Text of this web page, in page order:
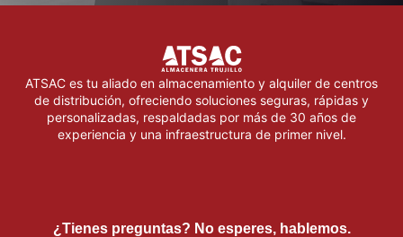
ATSAC es tu aliado en almacenamiento y alquiler de centros
de distribución, ofreciendo soluciones seguras, rápidas y
personalizadas, respaldadas por más de 30 años de
experiencia y una infraestructura de primer nivel.
¿Tienes preguntas? No esperes, hablemos.